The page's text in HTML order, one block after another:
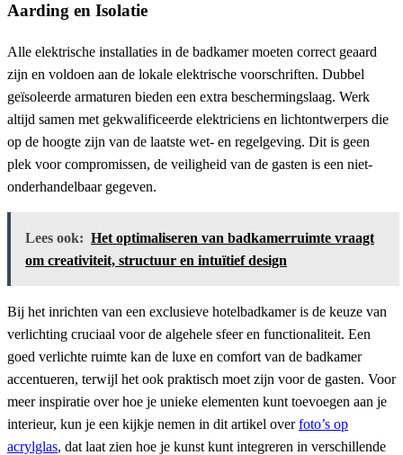
Aarding en Isolatie
Alle elektrische installaties in de badkamer moeten correct geaard
zijn en voldoen aan de lokale elektrische voorschriften. Dubbel
geïsoleerde armaturen bieden een extra beschermingslaag. Werk
altijd samen met gekwalificeerde elektriciens en lichtontwerpers die
op de hoogte zijn van de laatste wet- en regelgeving. Dit is geen
plek voor compromissen, de veiligheid van de gasten is een niet-
onderhandelbaar gegeven.
Lees ook: Het optimaliseren van badkamer­ruimte vraagt
om creativiteit, structuur en intuïtief design
Bij het inrichten van een exclusieve hotelbadkamer is de keuze van
verlichting cruciaal voor de algehele sfeer en functionaliteit. Een
goed verlichte ruimte kan de luxe en comfort van de badkamer
accentueren, terwijl het ook praktisch moet zijn voor de gasten. Voor
meer inspiratie over hoe je unieke elementen kunt toevoegen aan je
interieur, kun je een kijkje nemen in dit artikel overfoto’s op
acrylglas, dat laat zien hoe je kunst kunt integreren in verschillende